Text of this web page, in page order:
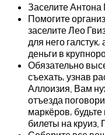
Заселите Антона
Помогите
заселите Лео
для него
деньги в
Обязательно
съехать, узнав
Аллоизия. Вам
отъезда
маркёров,
билеты на круиз.